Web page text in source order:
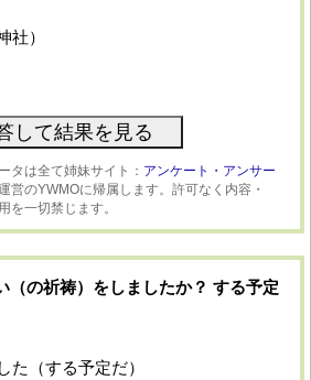
社）
タは全て姉妹サイト： アンケート・アンサー
営のYWMOに帰属します。許可なく内容・
を一切禁じます。
（の祈祷）をしましたか？ する予定
た（する予定だ）